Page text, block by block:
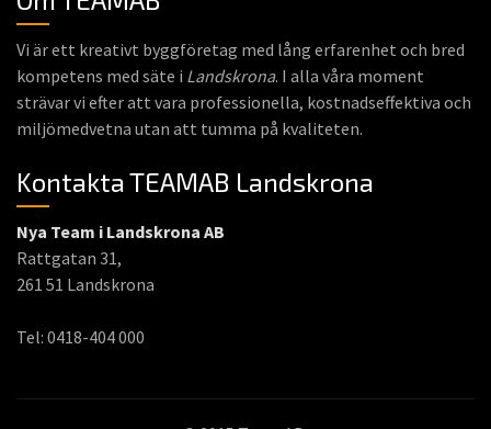
Vi är ett kreativt byggföretag med lång erfarenhet och bred
kompetens med säte i Landskrona. I alla våra moment
strävar vi efter att vara professionella, kostnadseffektiva och
miljömedvetna utan att tumma på kvaliteten.
Kontakta TEAMAB Landskrona
Nya Team i Landskrona AB
Rattgatan 31,
261 51 Landskrona
Tel: 0418-404 000